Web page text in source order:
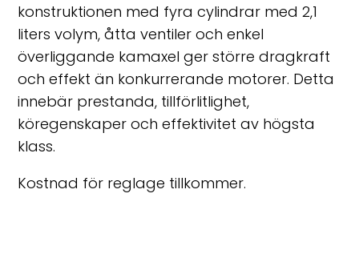
konstruktionen med fyra cylindrar med 2,1
liters volym, åtta ventiler och enkel
överliggande kamaxel ger större dragkraft
och effekt än konkurrerande motorer. Detta
innebär prestanda, tillförlitlighet,
köregenskaper och effektivitet av högsta
klass.
Kostnad för reglage tillkommer.